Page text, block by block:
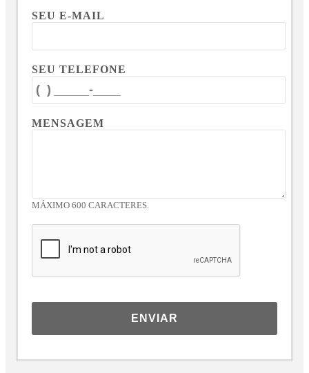
SEU E-MAIL
SEU TELEFONE
MENSAGEM
MÁXIMO 600 CARACTERES.
ENVIAR